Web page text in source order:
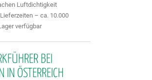
Luftdichtigkeit
– ca. 10.000
verfügbar
BEI
IN ÖSTERREICH